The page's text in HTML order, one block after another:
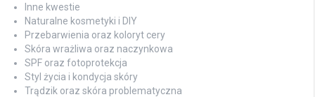
Inne kwestie
Naturalne kosmetyki i DIY
Przebarwienia oraz koloryt cery
Skóra wrażliwa oraz naczynkowa
SPF oraz fotoprotekcja
Styl życia i kondycja skóry
Trądzik oraz skóra problematyczna